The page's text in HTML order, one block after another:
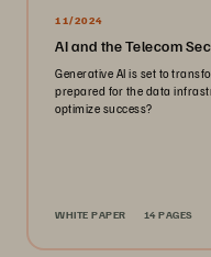
11/2024
AI and the Telecom
Generative AI is set to
prepared for the data
optimize success?
WHITE PAPER 14 PAGES